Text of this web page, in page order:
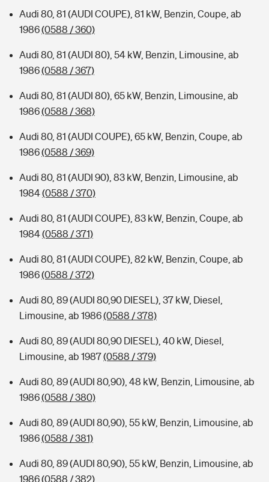
Audi 80, 81 (AUDI COUPE), 81 kW, Benzin, Coupe, ab
1986(0588 / 360)
Audi 80, 81 (AUDI 80), 54 kW, Benzin, Limousine, ab
1986(0588 / 367)
Audi 80, 81 (AUDI 80), 65 kW, Benzin, Limousine, ab
1986(0588 / 368)
Audi 80, 81 (AUDI COUPE), 65 kW, Benzin, Coupe, ab
1986(0588 / 369)
Audi 80, 81 (AUDI 90), 83 kW, Benzin, Limousine, ab
1984(0588 / 370)
Audi 80, 81 (AUDI COUPE), 83 kW, Benzin, Coupe, ab
1984(0588 / 371)
Audi 80, 81 (AUDI COUPE), 82 kW, Benzin, Coupe, ab
1986(0588 / 372)
Audi 80, 89 (AUDI 80,90 DIESEL), 37 kW, Diesel,
Limousine, ab 1986(0588 / 378)
Audi 80, 89 (AUDI 80,90 DIESEL), 40 kW, Diesel,
Limousine, ab 1987(0588 / 379)
Audi 80, 89 (AUDI 80,90), 48 kW, Benzin, Limousine, ab
1986(0588 / 380)
Audi 80, 89 (AUDI 80,90), 55 kW, Benzin, Limousine, ab
1986(0588 / 381)
Audi 80, 89 (AUDI 80,90), 55 kW, Benzin, Limousine, ab
1986(0588 / 382)